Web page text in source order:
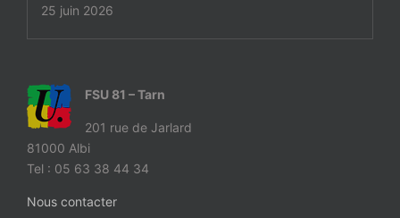
25 juin 2026
FSU 81 – Tarn
201 rue de Jarlard
81000 Albi
Tel : 05 63 38 44 34
Nous contacter